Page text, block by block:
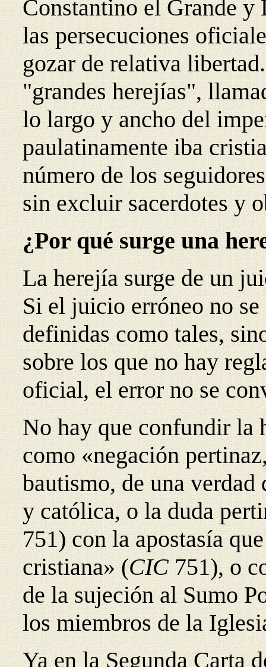
Constantino el Grande
las persecuciones
gozar de relativa
"grandes herejías",
lo largo y ancho del
paulatinamente iba
número de los
sin excluir sacerdotes y
¿Por qué surge una
La herejía surge de un
Si el juicio erróneo no
definidas como tales,
sobre los que no hay
oficial, el error no se
No hay que confundir la
como «negación
bautismo, de una verdad
y católica, o la duda
751) con la apostasía
cristiana» (CIC751), o
de la sujeción al Sumo
los miembros de la
Ya en la Segunda Carta